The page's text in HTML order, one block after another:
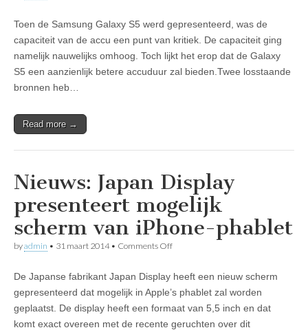
lijkt
zaken
orde
te
Toen de Samsung Galaxy S5 werd gepresenteerd, was de
capaciteit van de accu een punt van kritiek. De capaciteit ging
namelijk nauwelijks omhoog. Toch lijkt het erop dat de Galaxy
S5 een aanzienlijk betere accuduur zal bieden.Twee losstaande
bronnen heb…
Read more →
Nieuws: Japan Display
presenteert mogelijk
scherm van iPhone-phablet
byadmin • 31 maart 2014• Comments Offon
Display
presenteert
mogelijk
scherm
van
De Japanse fabrikant Japan Display heeft een nieuw scherm
gepresenteerd dat mogelijk in Apple’s phablet zal worden
geplaatst. De display heeft een formaat van 5,5 inch en dat
komt exact overeen met de recente geruchten over dit